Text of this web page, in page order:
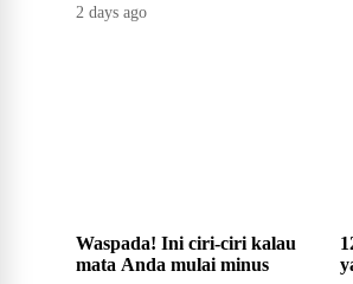
2 days ago
Waspada! Ini ciri-ciri kalau
mata Anda mulai minus